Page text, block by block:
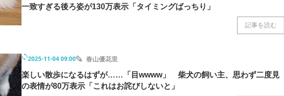
一致すぎる後ろ姿が130万表示「タイミングばっちり」
記事を読む
2025-11-04 09:00 春山優花里
楽しい散歩になるはずが……「目wwww」 柴犬の飼い主、思わず二度見
の表情が80万表示「これはお詫びしないと」